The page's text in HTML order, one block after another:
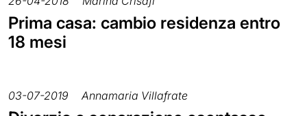
Prima casa: cambio residenza entro
18 mesi
03-07-2019 Annamaria Villafrate